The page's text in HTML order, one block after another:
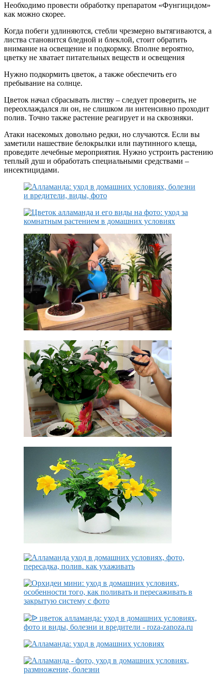
Необходимо провести обработку препаратом «Фунгицидом»
как можно скорее.
Когда побеги удлиняются, стебли чрезмерно вытягиваются, а
листва становится бледной и блеклой, стоит обратить
внимание на освещение и подкормку. Вполне вероятно,
цветку не хватает питательных веществ и освещения
Нужно подкормить цветок, а также обеспечить его
пребывание на солнце.
Цветок начал сбрасывать листву – следует проверить, не
переохлаждался ли он, не слишком ли интенсивно проходит
полив. Точно также растение реагирует и на сквозняки.
Атаки насекомых довольно редки, но случаются. Если вы
заметили нашествие белокрылки или паутинного клеща,
проведите лечебные мероприятия. Нужно устроить растению
теплый душ и обработать специальными средствами –
инсектицидами.